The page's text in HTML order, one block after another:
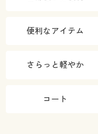
便利なアイテム
さらっと軽やか
コート